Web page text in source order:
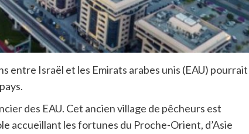
entre Israël et les Emirats arabes unis (EAU) pourrait
des EAU. Cet ancien village de pêcheurs est
accueillant les fortunes du Proche-Orient, d’Asie